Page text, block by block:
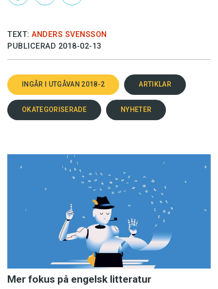
TEXT: ANDERS SVENSSON
PUBLICERAD 2018-02-13
INGÅR I UTGÅVAN 2018-2 ARTIKLAR
OKATEGORISERADE NYHETER
Mer fokus på engelsk litteratur